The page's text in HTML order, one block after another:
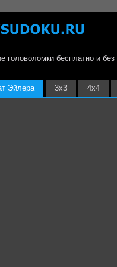
головоломки бесплатно и без
Эйлера 3х3 4х4